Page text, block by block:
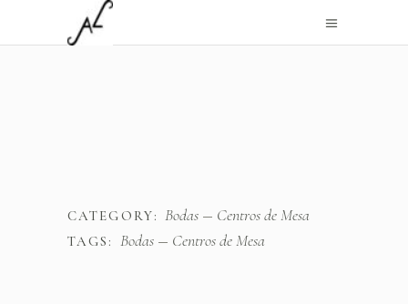
CATEGORY: Bodas Centros de Mesa
TAGS: Bodas Centros de Mesa